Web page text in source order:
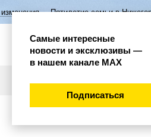
семьи в Нижегородской области
Самые интересные
новости и эксклюзивы —
в нашем канале МАХ
Подписаться